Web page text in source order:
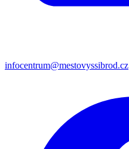
infocentrum@mestovyssibrod.cz